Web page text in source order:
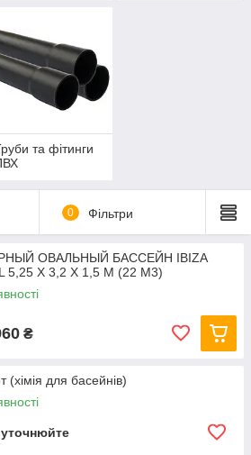
та фітинги
0 Фільтри
ОВАЛЬНЫЙ БАССЕЙН IBIZA
5,25 Х 3,2 Х 1,5 М (22 М3)
₴
(хімія для басейнів)
уточнюйте